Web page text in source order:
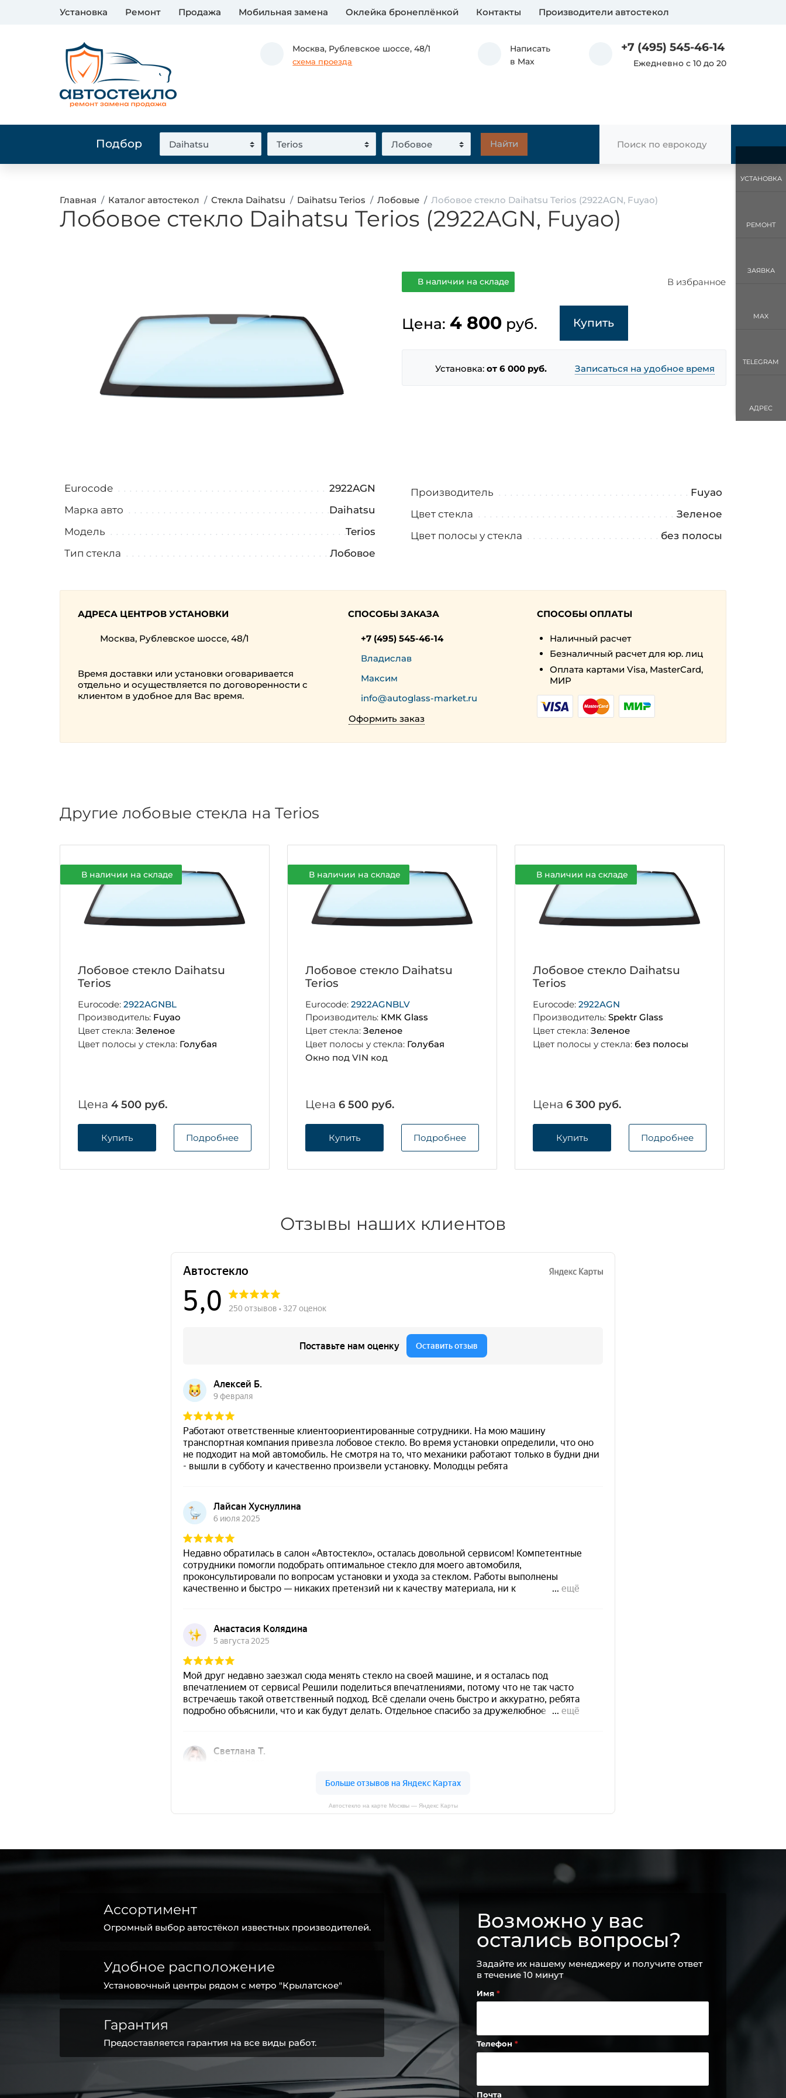
Установка Ремонт Продажа Мобильная замена Оклейка бронеплёнкой Контакты Производители автостекол
Москва, Рублевское шоссе, 48/1
схема проезда
Написать
в Max
+7 (495) 545-46-14
Ежедневно с 10 до 20
Подбор
Главная Каталог автостекол Стекла Daihatsu Daihatsu Terios Лобовые Лобовое стекло Daihatsu Terios (2922AGN, Fuyao)
Лобовое стекло Daihatsu Terios (2922AGN, Fuyao)
В наличии на складе В избранное
Цена: 4 800 руб. Купить
Установка:от 6 000 руб. Записаться на удобное время
Eurocode
2922AGN
Марка авто
Daihatsu
Модель
Terios
Тип стекла
Лобовое
Производитель
Fuyao
Цвет стекла
Зеленое
Цвет полосы у стекла
без полосы
АДРЕСА ЦЕНТРОВ УСТАНОВКИ
Москва, Рублевское шоссе, 48/1
Время доставки или установки оговаривается
отдельно и осуществляется по договоренности с
клиентом в удобное для Вас время.
СПОСОБЫ ЗАКАЗА
+7 (495) 545-46-14
Владислав
Максим
info@autoglass-market.ru
Оформить заказ
СПОСОБЫ ОПЛАТЫ
Наличный расчет
Безналичный расчет для юр. лиц
Оплата картами Visa, MasterCard,
МИР
Другие лобовые стекла на Terios
В наличии на складе
Лобовое стекло Daihatsu
Terios
Eurocode: 2922AGNBL
Производитель: Fuyao
Цвет стекла: Зеленое
Цвет полосы у стекла: Голубая
Цена 4 500 руб.
Купить Подробнее
В наличии на складе
Лобовое стекло Daihatsu
Terios
Eurocode: 2922AGNBLV
Производитель: КМК Glass
Цвет стекла: Зеленое
Цвет полосы у стекла: Голубая
Окно под VIN код
Цена 6 500 руб.
Купить Подробнее
В наличии на складе
Лобовое стекло Daihatsu
Terios
Eurocode: 2922AGN
Производитель: Spektr Glass
Цвет стекла: Зеленое
Цвет полосы у стекла: без полосы
Цена 6 300 руб.
Купить Подробнее
Отзывы наших клиентов
Автостекло на карте Москвы — Яндекс Карты
Ассортимент
Огромный выбор автостёкол известных производителей.
Удобное расположение
Установочный центры рядом с метро "Крылатское"
Гарантия
Предоставляется гарантия на все виды работ.
Возможно у вас
остались вопросы?
Задайте их нашему менеджеру и получите ответ
в течение 10 минут
Имя
Телефон
Почта
УСТАНОВКА
РЕМОНТ
ЗАЯВКА
MAX
TELEGRAM
АДРЕС